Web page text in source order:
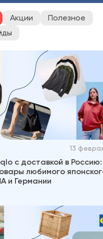
Акции
Полезное
13
с доставкой в Россию:
любимого
и Германии